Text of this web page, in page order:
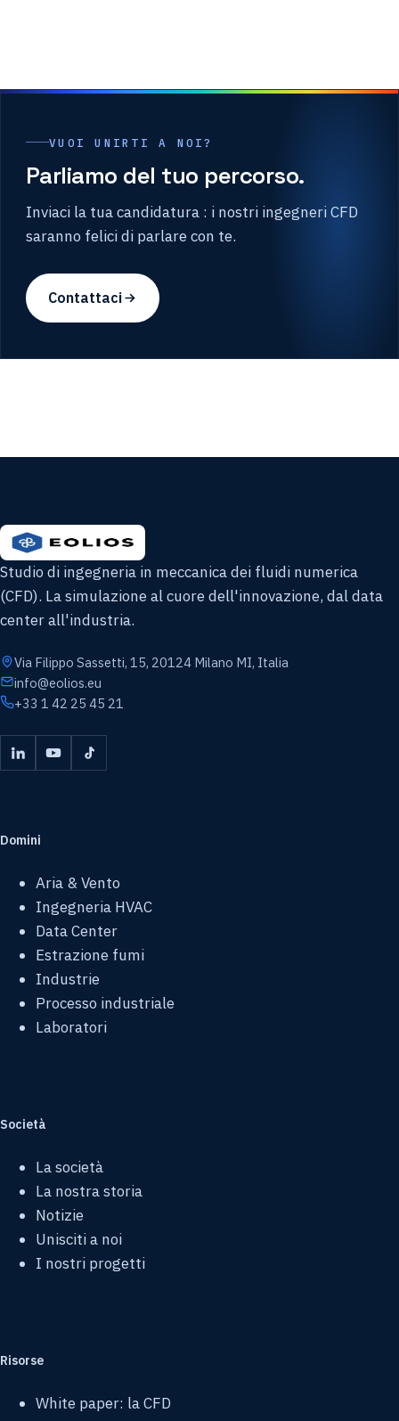
VUOI UNIRTI A NOI?
Parliamo del tuo percorso.
Inviaci la tua candidatura : i nostri ingegneri CFD
saranno felici di parlare con te.
Contattaci
Studio di ingegneria in meccanica dei fluidi numerica
(CFD). La simulazione al cuore dell'innovazione, dal data
center all'industria.
Via Filippo Sassetti, 15, 20124 Milano MI, Italia
info@eolios.eu
+33 1 42 25 45 21
Domini
Aria & Vento
Ingegneria HVAC
Data Center
Estrazione fumi
Industrie
Processo industriale
Laboratori
Società
La società
La nostra storia
Notizie
Unisciti a noi
I nostri progetti
Risorse
White paper: la CFD